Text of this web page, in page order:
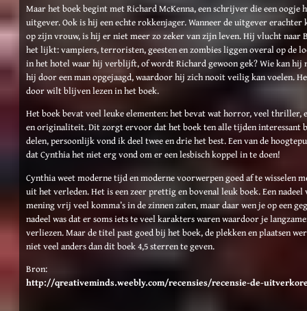
Maar het boek begint met Richard McKenna, een schrijver die een oogje
uitgever. Ook is hij een echte rokkenjager. Wanneer de uitgever
op zijn vrouw, is hij er niet meer zo zeker van zijn leven. Hij vlucht naar
het lijkt: vampiers, terroristen, geesten en zombies liggen overal op de
in het hotel waar hij verblijft, of wordt Richard gewoon gek? Wie kan hij
hij door een man opgejaagd, waardoor hij zich nooit veilig kan voelen.
door wilt blijven lezen in het boek.
Het boek bevat veel leuke elementen: het bevat wat horror, veel thriller,
en originaliteit. Dit zorgt ervoor dat het boek ten alle tijden interessant
delen, persoonlijk vond ik deel twee en drie het best. Een van de
dat Cynthia het niet erg vond om er een lesbisch koppel in te doen!
Cynthia weet moderne tijd en moderne voorwerpen goed af te wisselen
uit het verleden. Het is een zeer prettig en bovenal leuk boek. Een
mening vrij veel komma’s in de zinnen zaten, maar daar wen je op een
nadeel was dat er soms iets te veel karakters waren waardoor je
verliezen. Maar de titel past goed bij het boek, de plekken en plaatsen
niet veel anders dan dit boek 4,5 sterren te geven.
Bron:
http://qreativeminds.weebly.com/recensies/recensie-de-